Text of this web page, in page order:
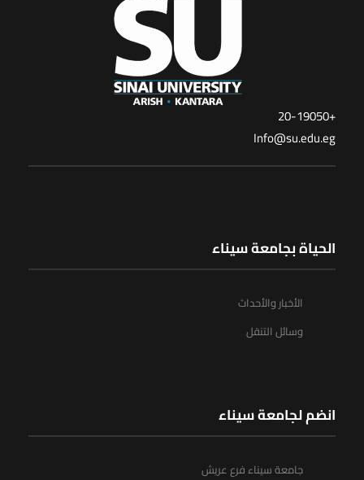
+20-19050
Info@su.edu.eg
الحياة بجامعة سيناء
الأخبار والأحداث
وسائل التنقل
انضم لجامعة سيناء
جامعة سيناء فرع عريش